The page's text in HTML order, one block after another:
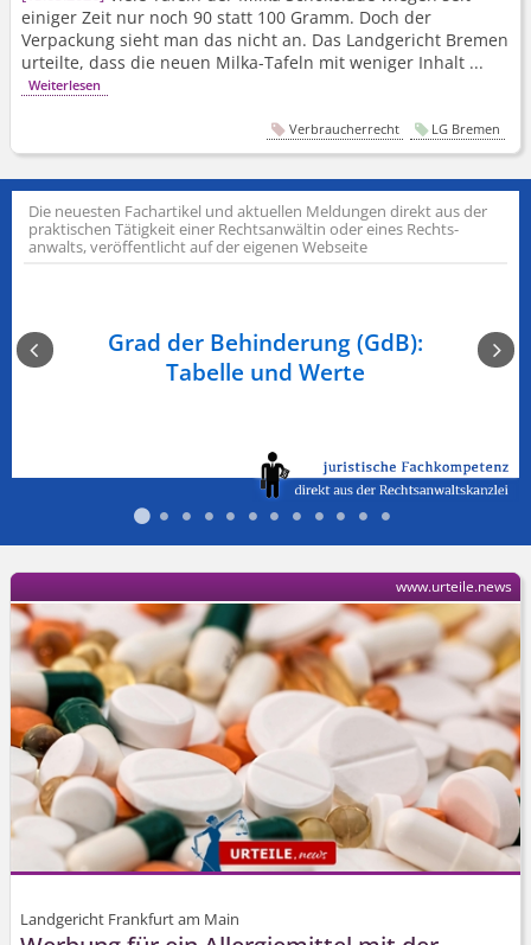
einiger Zeit nur noch 90 statt 100 Gramm. Doch der
Verpackung sieht man das nicht an. Das Landgericht Bremen
urteilte, dass die neuen Milka-Tafeln mit weniger Inhalt ...
Weiterlesen
Verbraucherrecht LG Bremen
Die neuesten Fachartikel und aktuellen Meldungen direkt aus der
praktischen Tätigkeit einer Rechts­anwältin oder eines Rechts­
anwalts, veröffentlicht auf der eigenen Webseite
am
Grad der Behinderung (GdB):
Tabelle und Werte
Landgericht Frankfurt am Main
www.urteile.news